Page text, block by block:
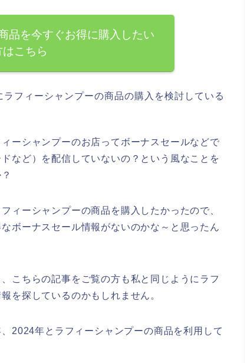
品を今すぐお得に購入したい
はこちら
フィーシャンプーの商品の購入を検討している
ーシャンプーのお店ってボーナスセールなどで
など）を配信していないの？という風なことを
ィーシャンプーの商品を購入したかったので、
ボーナスセール情報がないのかな～と思ったん
こちらの記事をご覧の方も私と同じようにラフ
を探しているのかもしれません。
2024年とラフィーシャンプーの商品を利用して